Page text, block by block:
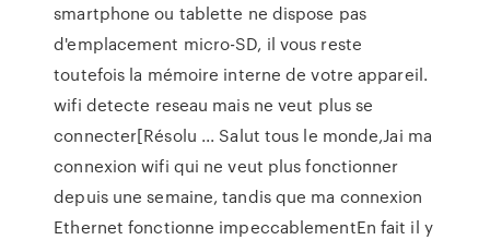
smartphone ou tablette ne dispose pas
d'emplacement micro-SD, il vous reste
toutefois la mémoire interne de votre appareil.
wifi detecte reseau mais ne veut plus se
connecter[Résolu ... Salut tous le monde,Jai ma
connexion wifi qui ne veut plus fonctionner
depuis une semaine, tandis que ma connexion
Ethernet fonctionne impeccablementEn fait il y